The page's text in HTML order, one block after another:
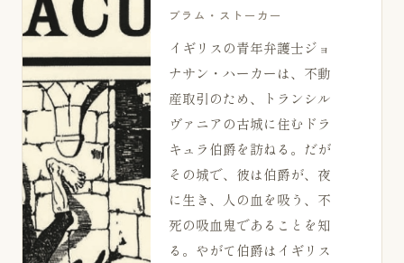
ブラム・ストーカー
イギリスの青年弁護士ジョ
ナサン・ハーカーは、不動
産取引のため、トランシル
ヴァニアの古城に住むドラ
キュラ伯爵を訪ねる。だが
その城で、彼は伯爵が、夜
に生き、人の血を吸う、不
死の吸血鬼であることを知
る。やがて伯爵はイギリス